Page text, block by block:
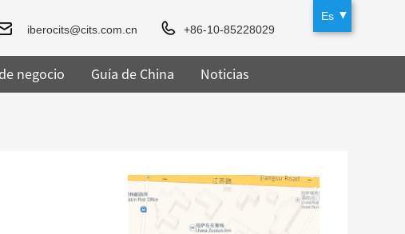
Es
iberocits@cits.com.cn
+86-10-85228029
negocio Guía de China Noticias